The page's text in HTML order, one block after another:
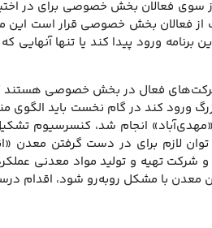
فعالان بخش خصوصی برای در
فعالان بخش خصوصی قرار است این
ورود پیدا کند یا تنها آنهایی
فعال در بخش خصوصی هستند
ورود کند در گام نخست باید الگوی
انجام شد، کنسرسیوم تشکیل
برای در دست گرفتن معدن
تهیه و تولید مواد معدنی
با مشکل روبه‌رو شود، اقدام